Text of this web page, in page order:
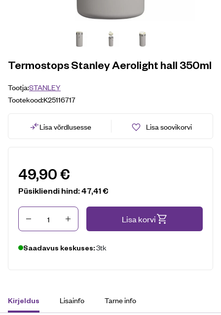
Termostops Stanley Aerolight hall 350ml
Tootja:STANLEY
Tootekood:K25116717
Lisa võrdlusesse Lisa soovikorvi
49,90€
Püsikliendi hind:47,41€
Kogus Lisa korvi
Saadavus keskuses:3tk
Kirjeldus Lisainfo Tarne info